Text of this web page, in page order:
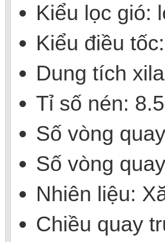
Kiểu lọc gió:
Kiểu điều
Dung tích
Tỉ số nén:
Số vòng
Số vòng
Nhiên liệu:
Chiều quay